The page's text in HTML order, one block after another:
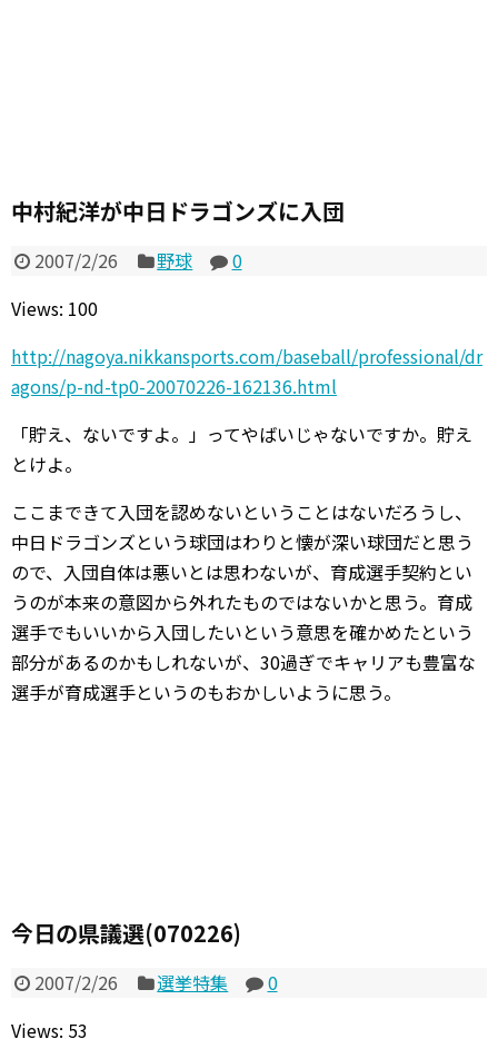
中村紀洋が中日ドラゴンズに入団
2007/2/26 野球
0
Views: 100
http://nagoya.nikkansports.com/baseball/professional/dr
agons/p-nd-tp0-20070226-162136.html
「貯え、ないですよ。」ってやばいじゃないですか。貯え
とけよ。
ここまできて入団を認めないということはないだろうし、
中日ドラゴンズという球団はわりと懐が深い球団だと思う
ので、入団自体は悪いとは思わないが、育成選手契約とい
うのが本来の意図から外れたものではないかと思う。育成
選手でもいいから入団したいという意思を確かめたという
部分があるのかもしれないが、30過ぎでキャリアも豊富な
選手が育成選手というのもおかしいように思う。
今日の県議選(070226)
2007/2/26 選挙特集
0
Views: 53